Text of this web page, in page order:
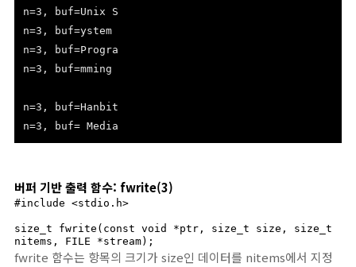
n=3, buf=Unix S
n=3, buf=ystem
n=3, buf=Progra
n=3, buf=mming
n=3, buf=Hanbit
n=3, buf= Media
버퍼 기반 출력 함수: fwrite(3)
#include <stdio.h>
size_t fwrite(const void *ptr, size_t size, size_t
nitems, FILE *stream);
fwrite 함수는 항목의 크기가 size인 데이터를 nitems에서 지정